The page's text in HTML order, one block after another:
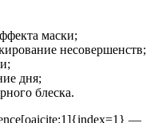
маски;
несовершенств;
дня;
блеска.
—